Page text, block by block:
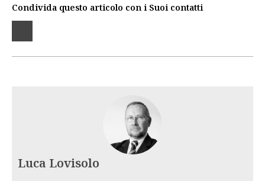
Condivida questo articolo con i Suoi contatti
Luca Lovisolo